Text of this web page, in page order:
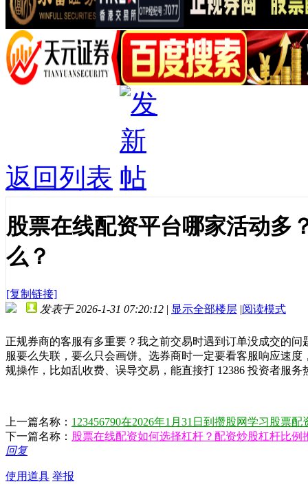
返回列表
股票在线配资平台哪家活动多
么？
[复制链接]
发表于 2026-1-31 07:20:12 | 显示全部楼层 |阅读模式
正规券商的客服有多重要？我之前交易时遇到订单没成交的
服要么失联，要么只会画饼。选券商时一定要看客服响应速
规操作，比如乱收费、误导交易，能直接打 12386 投资者服
上一篇名称： 123456790在2026年1月31日到攒股网学习股票配
下一篇名称： 股票在线配资如何选择杠杆？配资炒股杠杆比例
回复
使用道具 举报